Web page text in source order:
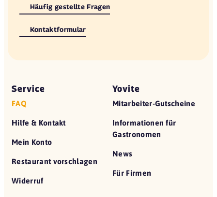
Häufig gestellte Fragen
Kontaktformular
Service
FAQ
Hilfe & Kontakt
Mein Konto
Restaurant vorschlagen
Widerruf
Yovite
Mitarbeiter-Gutscheine
Informationen für
Gastronomen
News
Für Firmen